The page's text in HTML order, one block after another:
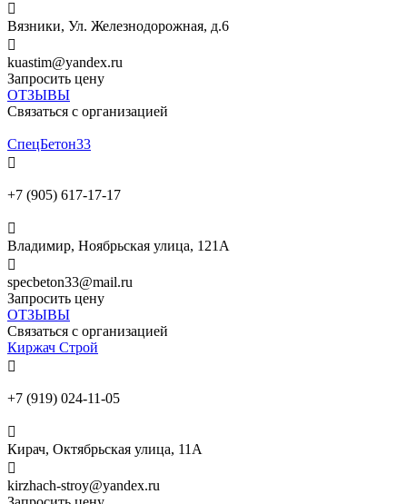

Вязники, Ул. Железнодорожная, д.6

kuastim@yandex.ru
Запросить цену
ОТЗЫВЫ
Связаться с организацией
СпецБетон33

+7 (905) 617-17-17

Владимир, Ноябрьская улица, 121А

specbeton33@mail.ru
Запросить цену
ОТЗЫВЫ
Связаться с организацией
Киржач Строй

+7 (919) 024-11-05

Кирач, Октябрьская улица, 11А

kirzhach-stroy@yandex.ru